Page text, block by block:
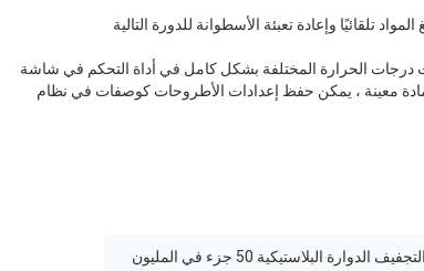
درجات الحرارة المختلفة بشكل كامل في أداة التحكم في شاشة
معينة ، يمكن حفظ إعدادات الأطروحات كوصفات في نظام
الدوارة البلاستيكية 50 جزء في المليون